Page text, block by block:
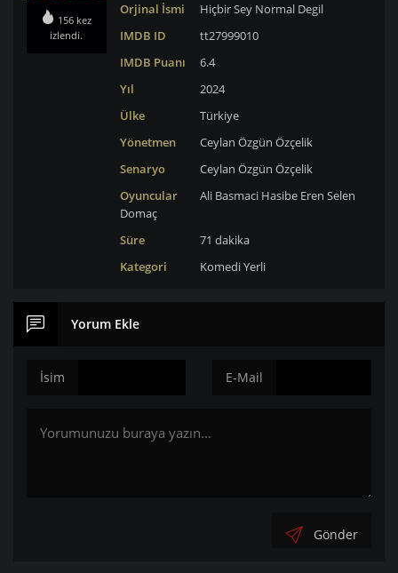
156 kez
izlendi.
Orjinal İsmi
Hiçbir Sey Normal Degil
IMDB ID
tt27999010
IMDB Puanı
6.4
Yıl
2024
Ülke
Türkiye
Yönetmen
Ceylan Özgün Özçelik
Senaryo
Ceylan Özgün Özçelik
Oyuncular
Ali Basmaci Hasibe Eren Selen
Domaç
Süre
71 dakika
Kategori
KomediYerli
Yorum Ekle
İsim E-Mail
Gönder